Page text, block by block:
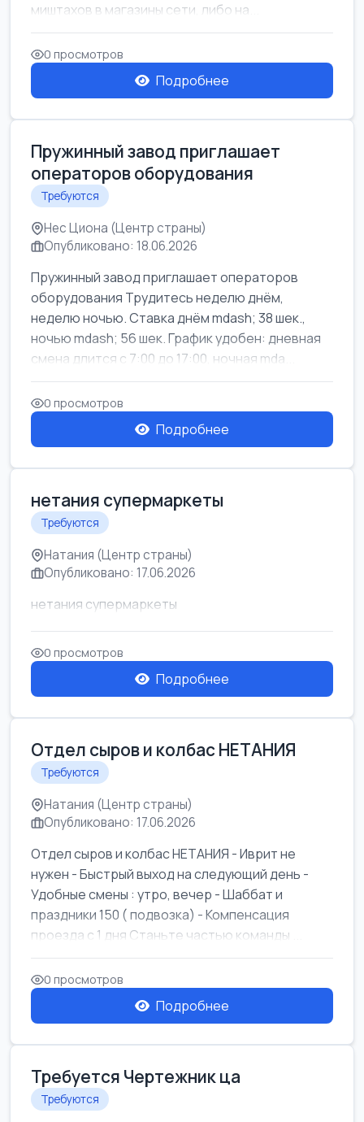
миштахов в магазины сети, либо на...
0 просмотров
Подробнее
Пружинный завод приглашает
операторов оборудования
Требуются
Нес Циона (Центр страны)
Опубликовано: 18.06.2026
Пружинный завод приглашает операторов
оборудования Трудитесь неделю днём,
неделю ночью. Ставка днём mdash; 38 шек.,
ночью mdash; 56 шек. График удобен: дневная
смена длится с 7:00 до 17:00, ночная mda...
0 просмотров
Подробнее
нетания супермаркеты
Требуются
Натания (Центр страны)
Опубликовано: 17.06.2026
нетания супермаркеты
0 просмотров
Подробнее
Отдел сыров и колбас НЕТАНИЯ
Требуются
Натания (Центр страны)
Опубликовано: 17.06.2026
Отдел сыров и колбас НЕТАНИЯ - Иврит не
нужен - Быстрый выход на следующий день -
Удобные смены : утро, вечер - Шаббат и
праздники 150 ( подвозка) - Компенсация
проезда с 1 дня Станьте частью команды ...
0 просмотров
Подробнее
Требуется Чертежник ца
Требуются